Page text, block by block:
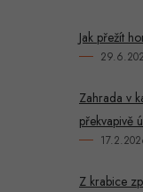
Jak přežít
Zahrada v
překvapivě
Z krabice